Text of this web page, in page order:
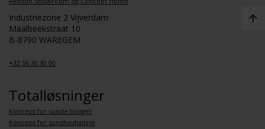
Industriezone 2 Vijverdam
Maalbeekstraat 10
B-8790 WAREGEM
+32 56 30 30 00
Totalløsninger
Koncept for sunde boliger
Koncept for sundhedspleje